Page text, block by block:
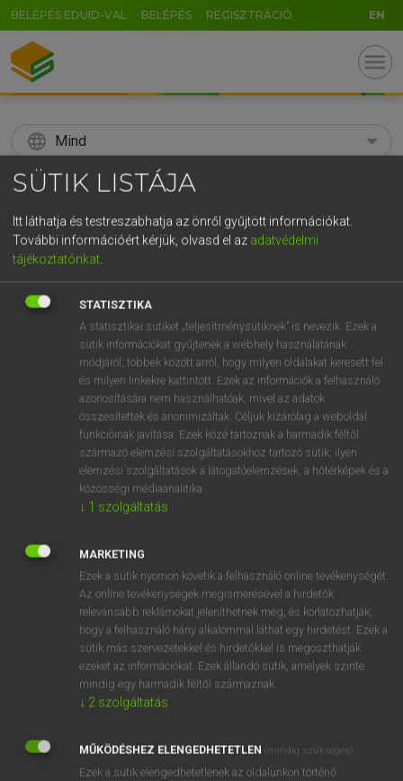
BELÉPÉS EDUID-VAL BELÉPÉS REGISZTRÁCIÓ EN
menu
language Mind
search
KERESÉS
Díjmentes angol szótár
sunny-side up fn tükörtojás
⚲ sunny-side upkeresése szótárainkban
DÍJMENTES ANGOL SZÓTÁR
Sunni
sunny-side up
sun porch
SÜTIK LISTÁJA
Itt láthatja és testreszabhatja az önről gyűjtött információkat.
További információért kérjük, olvasd el az adatvédelmi
tájékoztatónkat
STATISZTIKA
A statisztikai sütiket „teljesítménysütiknek” is nevezik. Ezek a
sütik információkat gyűjtenek a webhely használatának
módjáról, többek között arról, hogy milyen oldalakat keresett fel
és milyen linkekre kattintott. Ezek az információk a felhasználó
azonosítására nem használhatóak, mivel az adatok
összesítettek és anonimizáltak. Céljuk kizárólag a weboldal
funkcióinak javítása. Ezek közé tartoznak a harmadik féltől
származó elemzési szolgáltatásokhoz tartozó sütik; ilyen
elemzési szolgáltatások a látogatóelemzések, a hőtérképek és a
közösségi médiaanalitika.
↓ 1 szolgáltatás
MARKETING
Ezek a sütik nyomon követik a felhasználó online tevékenységét.
Az online tevékenységek megismerésével a hirdetők
relevánsabb reklámokat jeleníthetnek meg, és korlátozhatják,
hogy a felhasználó hány alkalommal láthat egy hirdetést. Ezek a
sütik más szervezetekkel és hirdetőkkel is megoszthatják
ezeket az információkat. Ezek állandó sütik, amelyek szinte
mindig egy harmadik féltől származnak.
↓ 2 szolgáltatás
MŰKÖDÉSHEZ ELENGEDHETETLEN (mindig szükséges)
Ezek a sütik elengedhetetlenek az oldalunkon történő
GR
5 6 7 8 9 ö ü ó
r t z u i o p ő ú
k l ű
n m , . AltGr